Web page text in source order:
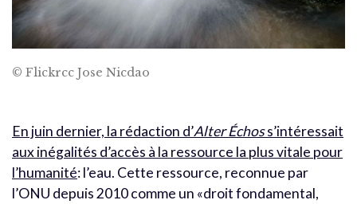
© Flickrcc Jose Nicdao
En juin dernier, la rédaction d’Alter Échoss’intéressait
aux inégalités d’accès à la ressource la plus vitale pour
l’humanité: l’eau. Cette ressource, reconnue par
l’ONU depuis 2010 comme un «droit fondamental,